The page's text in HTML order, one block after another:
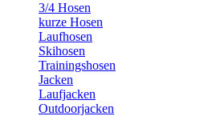
3/4 Hosen
kurze Hosen
Laufhosen
Skihosen
Trainingshosen
Jacken
Laufjacken
Outdoorjacken